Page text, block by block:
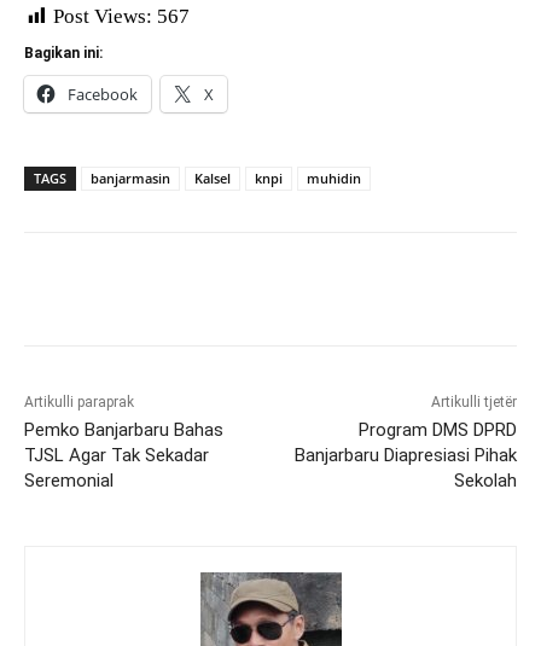
Post Views: 567
Bagikan ini:
Facebook X
TAGS banjarmasin Kalsel knpi muhidin
Artikulli paraprak
Pemko Banjarbaru Bahas
TJSL Agar Tak Sekadar
Seremonial
Artikulli tjetër
Program DMS DPRD
Banjarbaru Diapresiasi Pihak
Sekolah